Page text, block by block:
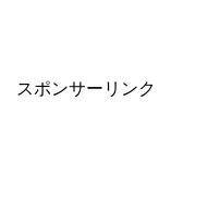
スポンサーリンク